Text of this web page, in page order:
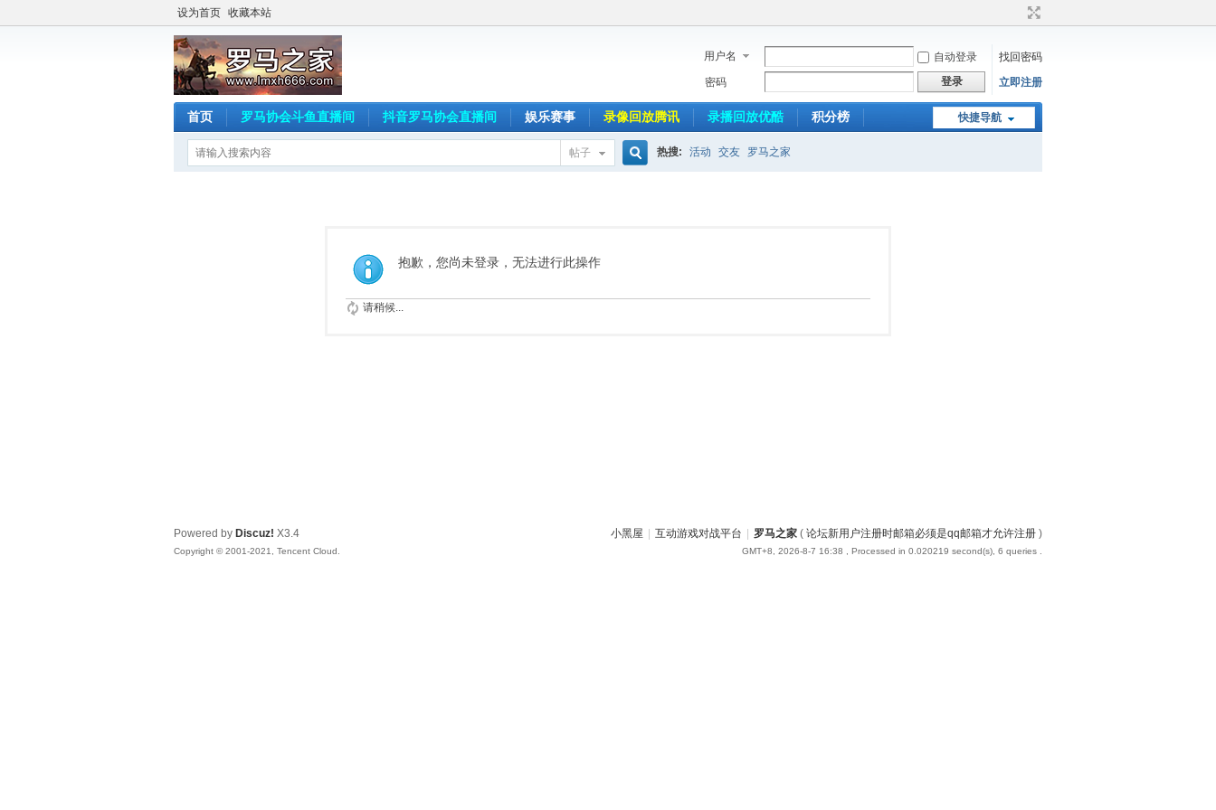
设为首页 收藏本站
用户名 自动登录
找回密码
密码
登录 立即注册
快捷导航
首页 罗马协会斗鱼直播间 抖音罗马协会直播间 娱乐赛事 录像回放腾讯 录播回放优酷 积分榜
帖子 热搜: 活动 交友 罗马之家
抱歉，您尚未登录，无法进行此操作
请稍候...
小黑屋 互动游戏对战平台 罗马之家 ( 论坛新用户注册时邮箱必须是qq邮箱才允许注册 )
GMT+8, 2026-8-7 16:38 , Processed in 0.020219 second(s), 6 queries .
Powered by Discuz! X3.4
Copyright © 2001-2021, Tencent Cloud.